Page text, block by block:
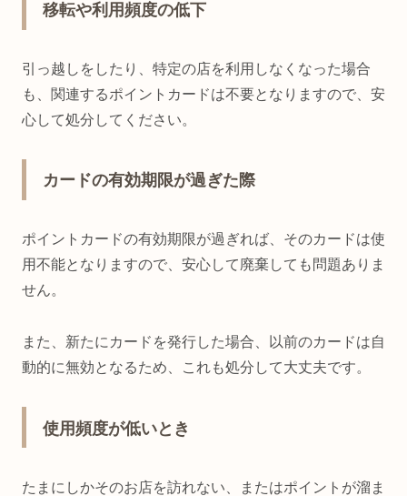
移転や利用頻度の低下
引っ越しをしたり、特定の店を利用しなくなった場合
も、関連するポイントカードは不要となりますので、安
心して処分してください。
カードの有効期限が過ぎた際
ポイントカードの有効期限が過ぎれば、そのカードは使
用不能となりますので、安心して廃棄しても問題ありま
せん。
また、新たにカードを発行した場合、以前のカードは自
動的に無効となるため、これも処分して大丈夫です。
使用頻度が低いとき
たまにしかそのお店を訪れない、またはポイントが溜ま